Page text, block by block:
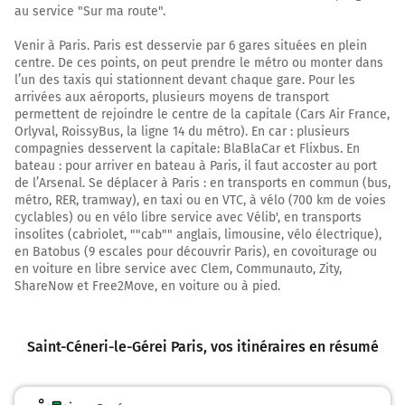
Sortir et rejoindre D5. Continuer sur 700 mètres
D5
TOUROUVRE
AUTHEUIL
Le Gué à Pont
Continuer La Bretonnière sur 240 mètres
60 km
Continuer Bretonnière sur 2,9 kilomètres
61 km
63 km
64 km
au service "Sur ma route".
Venir à Paris. Paris est desservie par 6 gares situées en plein
centre. De ces points, on peut prendre le métro ou monter dans
l’un des taxis qui stationnent devant chaque gare. Pour les
arrivées aux aéroports, plusieurs moyens de transport
permettent de rejoindre le centre de la capitale (Cars Air France,
Orlyval, RoissyBus, la ligne 14 du métro). En car : plusieurs
compagnies desservent la capitale: BlaBlaCar et Flixbus. En
bateau : pour arriver en bateau à Paris, il faut accoster au port
de l’Arsenal. Se déplacer à Paris : en transports en commun (bus,
métro, RER, tramway), en taxi ou en VTC, à vélo (700 km de voies
cyclables) ou en vélo libre service avec Vélib', en transports
insolites (cabriolet, ""cab"" anglais, limousine, vélo électrique),
en Batobus (9 escales pour découvrir Paris), en covoiturage ou
en voiture en libre service avec Clem, Communauto, Zity,
ShareNow et Free2Move, en voiture ou à pied.
Saint-Céneri-le-Gérei Paris, vos itinéraires en résumé